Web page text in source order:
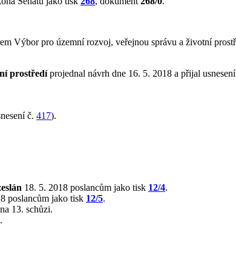
Výbor pro územní rozvoj, veřejnou správu a životní
prostředíprojednal návrh dne 16. 5. 2018 a přijal
č. 417).
18. 5. 2018 poslancům jako tisk 12/4.
poslancům jako tisk 12/5.
na 13. schůzi.